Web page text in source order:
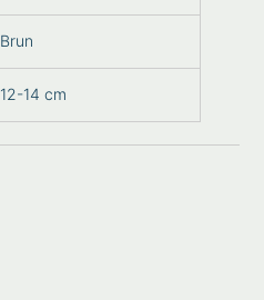
Brun
12-14 cm